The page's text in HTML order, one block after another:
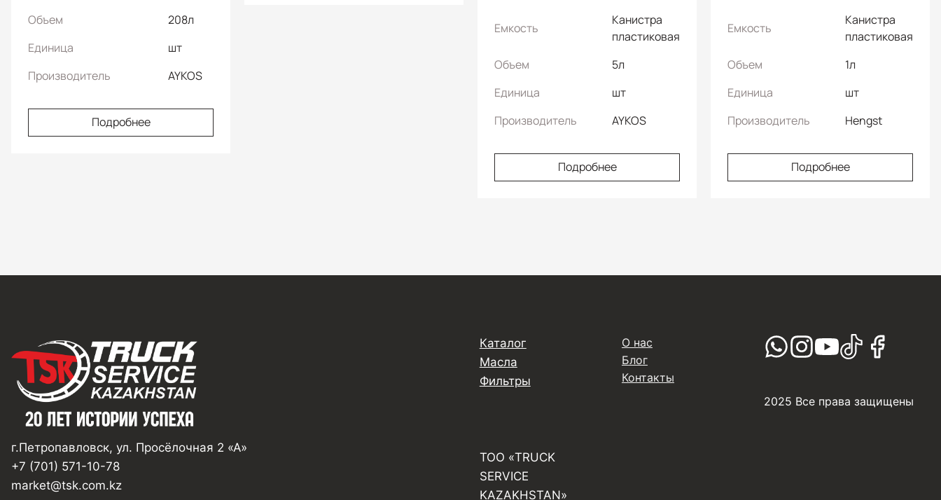
Объем
208л
Единица
шт
Производитель
AYKOS
Подробнее
Емкость
Канистра
пластиковая
Объем
5л
Единица
шт
Производитель
AYKOS
Подробнее
Емкость
Канистра
пластиковая
Объем
1л
Единица
шт
Производитель
Hengst
Подробнее
г.Петропавловск, ул. Просёлочная 2 «А»
+7 (701) 571-10-78
market@tsk.com.kz
Каталог
Масла
Фильтры
ТОО «TRUCK
SERVICE
KAZAKHSTAN»
О нас
Блог
Контакты
2025 Все права защищены